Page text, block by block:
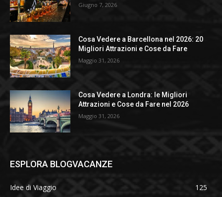
Giugno 7, 2026
Cosa Vedere a Barcellona nel 2026: 20
Migliori Attrazioni e Cose da Fare
Maggio 31, 2026
Cosa Vedere a Londra: le Migliori
Attrazioni e Cose da Fare nel 2026
Maggio 31, 2026
ESPLORA BLOGVACANZE
Idee di Viaggio
125